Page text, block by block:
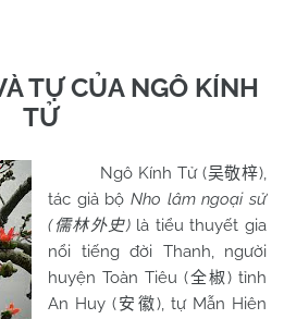
TỰ CỦA NGÔ KÍNH
TỬ
Ngô Kính Tử (吴敬梓),
tác giả bộ Nho lâm ngoại sử
(儒林外史)là tiểu thuyết gia
nổi tiếng đời Thanh, người
huyện Toàn Tiêu (全椒) tỉnh
An Huy (安徽), tự Mẫn Hiên